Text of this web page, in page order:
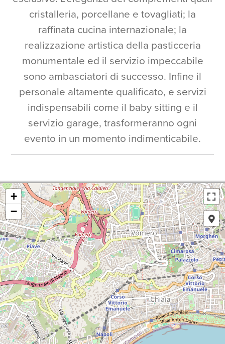
cristalleria, porcellane e tovagliati; la
raffinata cucina internazionale; la
realizzazione artistica della pasticceria
monumentale ed il servizio impeccabile
sono ambasciatori di successo. Infine il
personale altamente qualificato, e servizi
indispensabili come il baby sitting e il
servizio garage, trasformeranno ogni
evento in un momento indimenticabile.
+
−